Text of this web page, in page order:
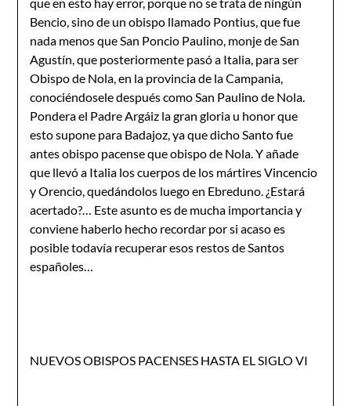
Bencio, sino de un obispo llamado Pontius, que fue
nada menos que San Poncio Paulino, monje de San
Agustín, que posteriormente pasó a Italia, para ser
Obispo de Nola, en la provincia de la Campania,
conociéndosele después como San Paulino de Nola.
Pondera el Padre Argáiz la gran gloria u honor que
esto supone para Badajoz, ya que dicho Santo fue
antes obis­po pacense que obispo de Nola. Y añade
que llevó a Italia los cuerpos de los mártires Vincencio
y Orencio, quedándolos luego en Ebreduno. ¿Estará
acertado?… Este asunto es de mucha importancia y
conviene haberlo hecho recordar por si acaso es
posible todavía recuperar esos restos de Santos
españoles…
NUEVOS OBISPOS PACENSES HASTA EL SIGLO VI